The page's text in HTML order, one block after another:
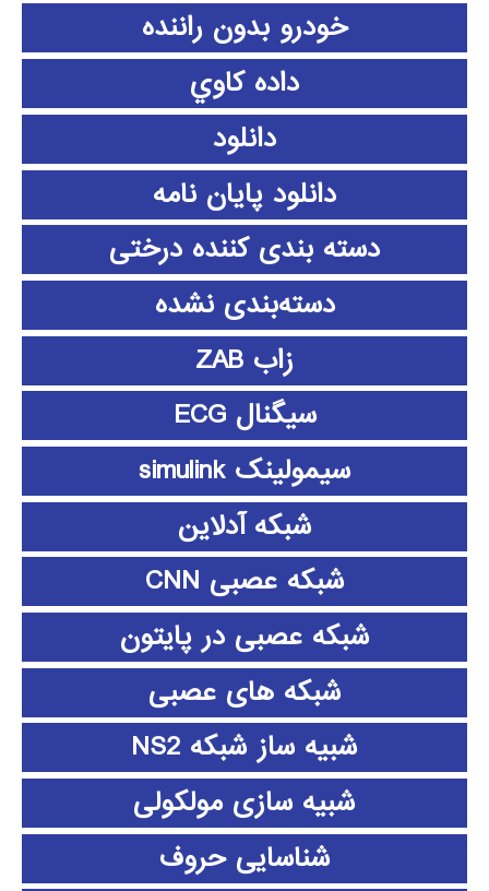
خودرو بدون راننده
داده كاوي
دانلود
دانلود پايان نامه
دسته بندی کننده درختی
دسته‌بندی نشده
زاب ZAB
سیگنال ECG
سیمولینک simulink
شبکه آدلاین
شبکه عصبی CNN
شبکه عصبی در پایتون
شبکه های عصبی
شبیه ساز شبکه NS2
شبیه سازی مولکولی
شناسایی حروف